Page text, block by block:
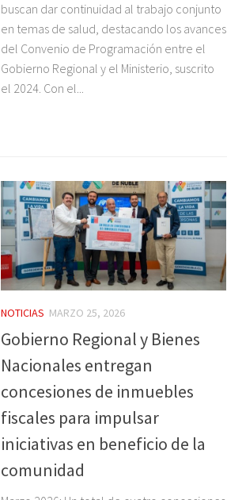
buscan dar continuidad al trabajo conjunto
en temas de salud, destacando los avances
del Convenio de Programación entre el
Gobierno Regional y el Ministerio, suscrito
el 2024. Con el...
NOTICIAS MARZO 25, 2026
Gobierno Regional y Bienes
Nacionales entregan
concesiones de inmuebles
fiscales para impulsar
iniciativas en beneficio de la
comunidad